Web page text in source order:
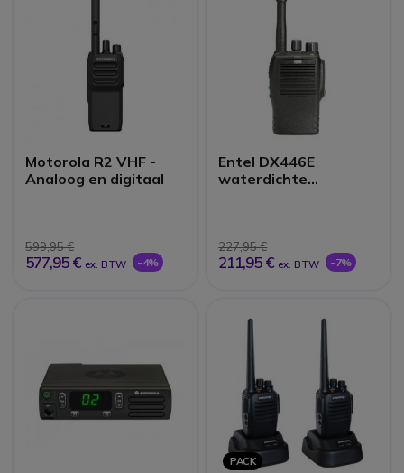
Motorola R2 VHF -
Analoog en digitaal
599,95 €
577,95 € ex. BTW -4%
Entel DX446E
waterdichte
227,95 €
211,95 € ex. BTW -7%
PACK